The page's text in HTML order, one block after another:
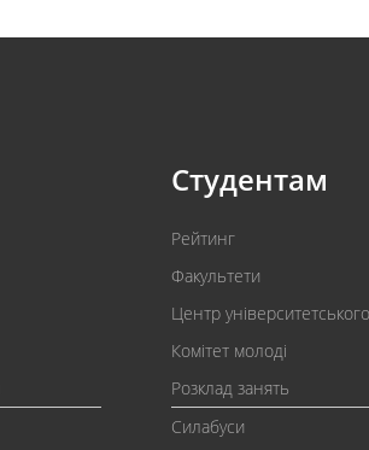
Студентам
Рейтинг
Факультети
Центр
Комітет молоді
Розклад занять
Силабуси